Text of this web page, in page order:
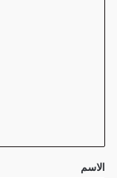
ق
*
الاسم